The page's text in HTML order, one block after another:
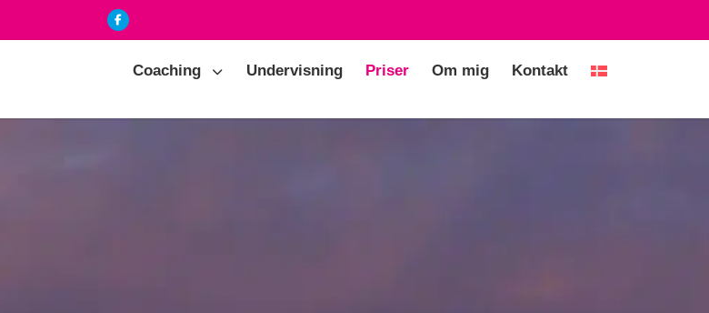
Coaching Undervisning Priser Om mig Kontakt